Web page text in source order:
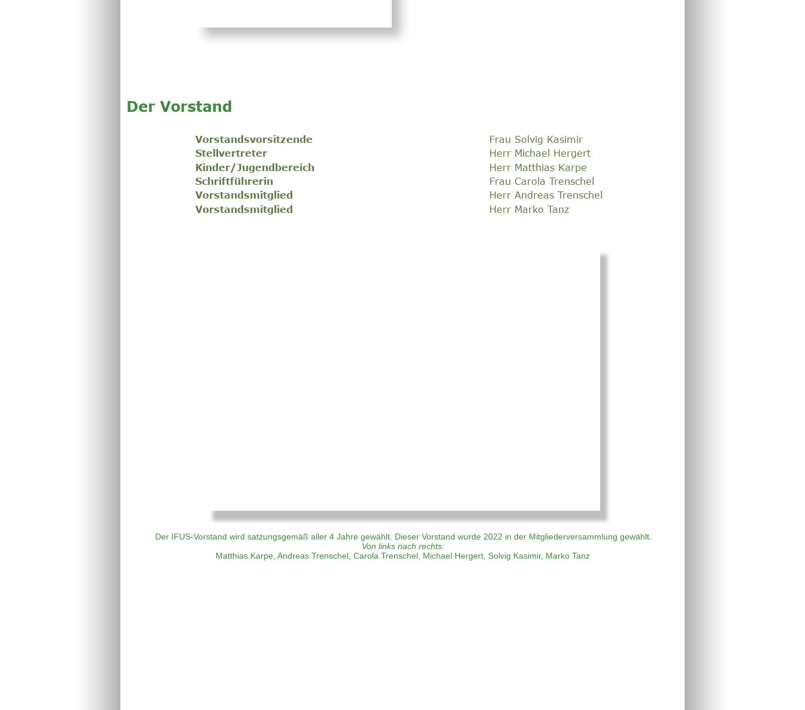
Der Vorstand
Vorstandsvorsitzende
Frau Solvig Kasimir
Stellvertreter
Herr Michael Hergert
Kinder/Jugendbereich
Herr Matthias Karpe
Schriftführerin
Frau Carola Trenschel
Vorstandsmitglied
Herr Andreas Trenschel
Vorstandsmitglied
Herr Marko Tanz
Der IFUS-Vorstand wird satzungsgemäß aller 4 Jahre gewählt. Dieser Vorstand wurde 2022 in der Mitgliederversammlung gewählt.
Von links nach rechts:
Matthias Karpe , Andreas Trenschel Carola Trenschel Michael Hergert Solvig Kasimir, Marko Tanz